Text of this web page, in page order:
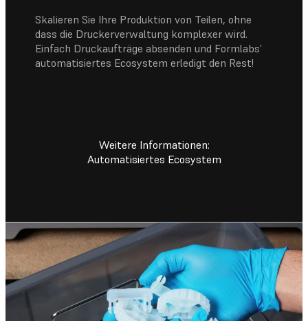
Skalieren Sie Ihre Produktion von Teilen, ohne
dass die Druckerverwaltung komplexer wird.
Einfach Druckaufträge absenden und Formlabs’
automatisiertes Ecosystem erledigt den Rest!
Weitere Informationen:
Automatisiertes Ecosystem